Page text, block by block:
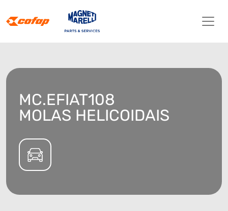
MC.EFIAT108
MOLAS HELICOIDAIS